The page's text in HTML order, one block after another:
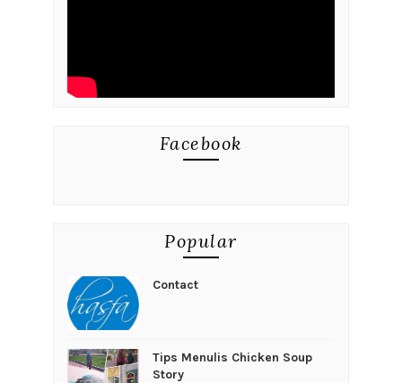
Facebook
Popular
Contact
Tips Menulis Chicken Soup
Story